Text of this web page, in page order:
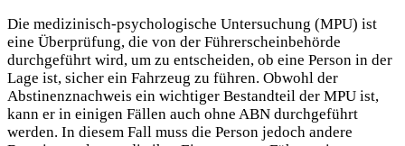
Die medizinisch-psychologische Untersuchung (MPU) ist
eine Überprüfung, die von der Führerscheinbehörde
durchgeführt wird, um zu entscheiden, ob eine Person in der
Lage ist, sicher ein Fahrzeug zu führen. Obwohl der
Abstinenznachweis ein wichtiger Bestandteil der MPU ist,
kann er in einigen Fällen auch ohne ABN durchgeführt
werden. In diesem Fall muss die Person jedoch andere